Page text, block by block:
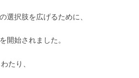
選択肢を広げるために、
開始されました。
たり、